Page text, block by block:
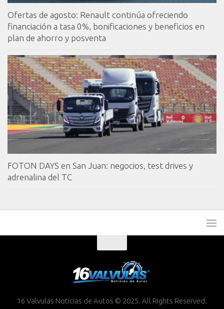
Ofertas de agosto: Renault continúa ofreciendo
financiación a tasa 0%, bonificaciones y beneficios en
plan de ahorro y posventa
FOTON DAYS en San Juan: negocios, test drives y
adrenalina del TC
16 Valvulas Noticias de Autos © 2025. All Rights Reserved.